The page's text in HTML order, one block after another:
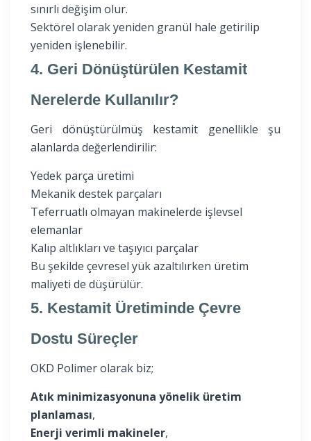
sınırlı değişim olur.
Sektörel olarak yeniden granül hale getirilip
yeniden işlenebilir.
4. Geri Dönüştürülen Kestamit
Nerelerde Kullanılır?
Geri dönüştürülmüş kestamit genellikle şu
alanlarda değerlendirilir:
Yedek parça üretimi
Mekanik destek parçaları
Teferruatlı olmayan makinelerde işlevsel
elemanlar
Kalıp altlıkları ve taşıyıcı parçalar
Bu şekilde çevresel yük azaltılırken üretim
maliyeti de düşürülür.
5. Kestamit Üretiminde Çevre
Dostu Süreçler
OKD Polimer olarak biz;
Atık minimizasyonuna yönelik üretim
planlaması,
Enerji verimli makineler,